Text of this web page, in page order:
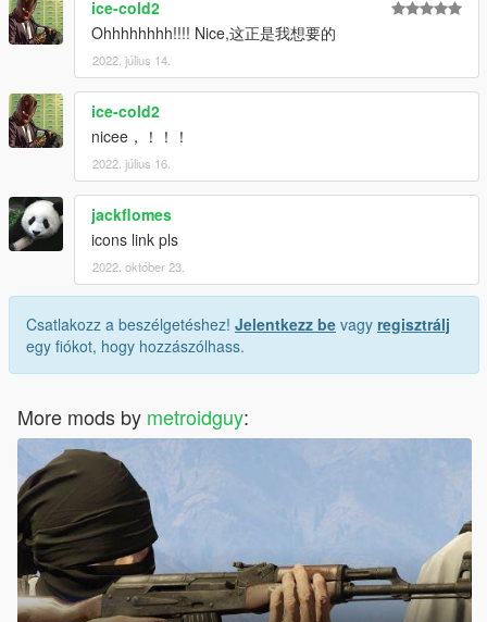
ice-cold2
Ohhhhhhhh!!!! Nice,这正是我想要的
2022. július 14.
ice-cold2
nicee，！！！
2022. július 16.
jackflomes
icons link pls
2022. október 23.
Csatlakozz a beszélgetéshez! Jelentkezz be vagy regisztrálj
egy fiókot, hogy hozzászólhass.
More mods by metroidguy: